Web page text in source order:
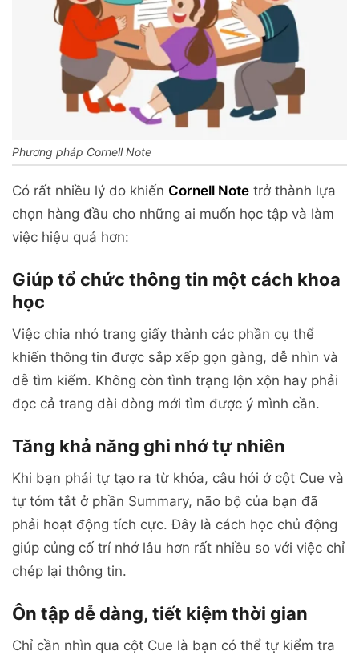
Phương pháp Cornell Note
Có rất nhiều lý do khiến Cornell Note trở thành lựa
chọn hàng đầu cho những ai muốn học tập và làm
việc hiệu quả hơn:
Giúp tổ chức thông tin một cách khoa
học
Việc chia nhỏ trang giấy thành các phần cụ thể
khiến thông tin được sắp xếp gọn gàng, dễ nhìn và
dễ tìm kiếm. Không còn tình trạng lộn xộn hay phải
đọc cả trang dài dòng mới tìm được ý mình cần.
Tăng khả năng ghi nhớ tự nhiên
Khi bạn phải tự tạo ra từ khóa, câu hỏi ở cột Cue và
tự tóm tắt ở phần Summary, não bộ của bạn đã
phải hoạt động tích cực. Đây là cách học chủ động
giúp củng cố trí nhớ lâu hơn rất nhiều so với việc chỉ
chép lại thông tin.
Ôn tập dễ dàng, tiết kiệm thời gian
Chỉ cần nhìn qua cột Cue là bạn có thể tự kiểm tra